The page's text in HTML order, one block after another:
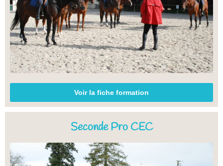
Voir la fiche formation
Seconde Pro CEC